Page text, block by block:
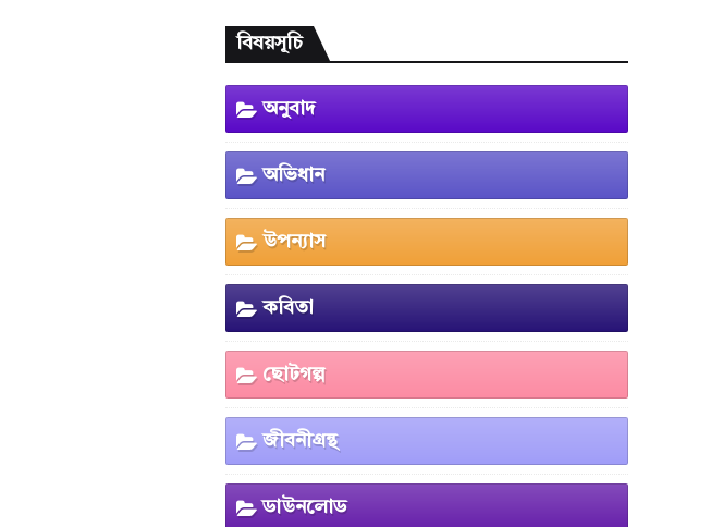
বিষয়সূচি
অনুবাদ
অভিধান
উপন্যাস
কবিতা
ছোটগল্প
জীবনীগ্রন্থ
ডাউনলোড